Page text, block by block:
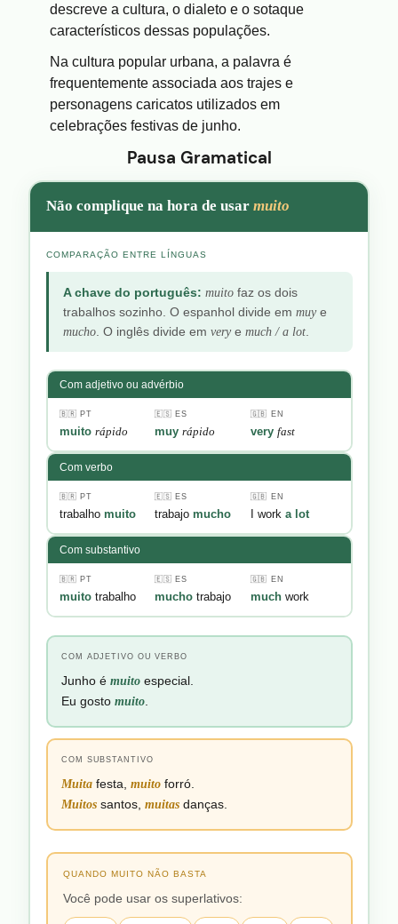
descreve a cultura, o dialeto e o sotaque
característicos dessas populações.
Na cultura popular urbana, a palavra é
frequentemente associada aos trajes e
personagens caricatos utilizados em
celebrações festivas de junho.
Pausa Gramatical
Não complique na hora de usar muito
COMPARAÇÃO ENTRE LÍNGUAS
A chave do português: muitofaz os dois
trabalhos sozinho. O espanhol divide em muye
mucho. O inglês divide em verye much / a lot.
Com adjetivo ou advérbio
🇧🇷 PT
muito rápido
🇪🇸 ES
muy rápido
🇬🇧 EN
very fast
Com verbo
🇧🇷 PT
trabalho muito
🇪🇸 ES
trabajomucho
🇬🇧 EN
I work a lot
Com substantivo
🇧🇷 PT
muito trabalho
🇪🇸 ES
mucho trabajo
🇬🇧 EN
muchwork
COM ADJETIVO OU VERBO
Junho é muito especial.
Eu gosto muito.
COM SUBSTANTIVO
Muita festa, muito forró.
Muitos santos, muitas danças.
QUANDO MUITO NÃO BASTA
Você pode usar os superlativos: